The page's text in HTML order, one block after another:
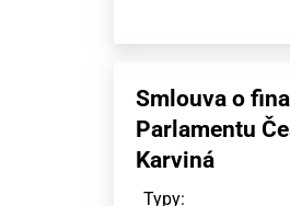
Smlouva o
Parlamentu
Karviná
Typy: